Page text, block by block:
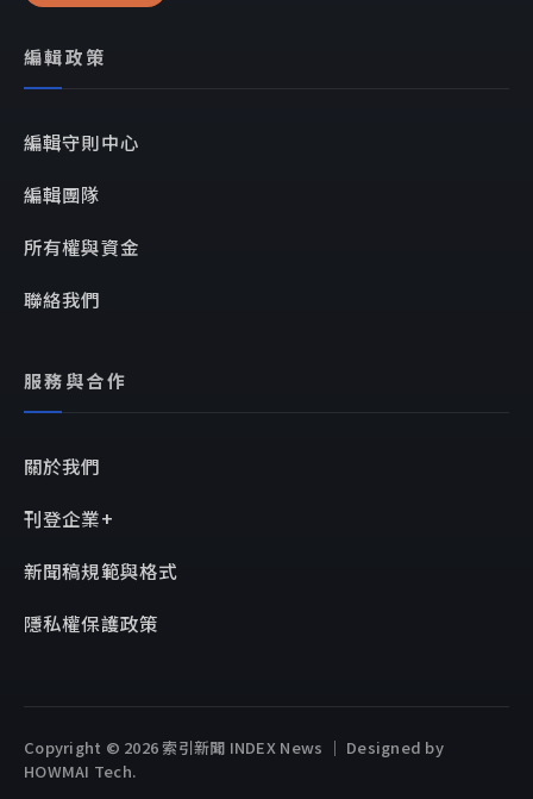
編輯政策
編輯守則中心
編輯團隊
所有權與資金
聯絡我們
服務與合作
關於我們
刊登企業+
新聞稿規範與格式
隱私權保護政策
Copyright © 2026 索引新聞 INDEX News ｜ Designed by
HOWMAI Tech.